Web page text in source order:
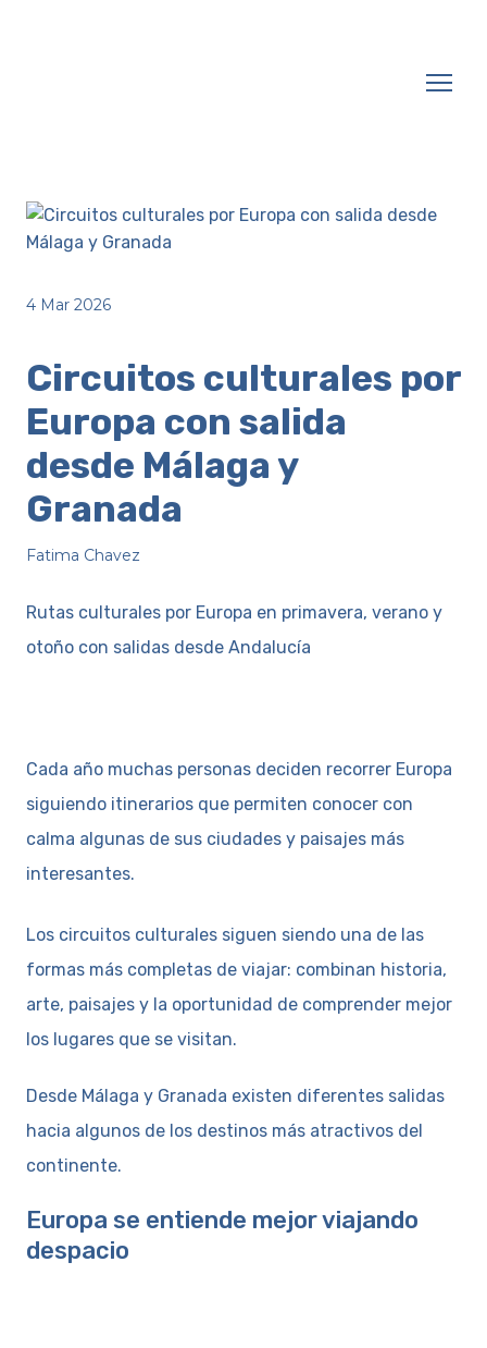
4 Mar 2026
Circuitos culturales por
Europa con salida
desde Málaga y
Granada
Fatima Chavez
Rutas culturales por Europa en primavera, verano y
otoño con salidas desde Andalucía
Cada año muchas personas deciden recorrer Europa
siguiendo itinerarios que permiten conocer con
calma algunas de sus ciudades y paisajes más
interesantes.
Los circuitos culturales siguen siendo una de las
formas más completas de viajar: combinan historia,
arte, paisajes y la oportunidad de comprender mejor
los lugares que se visitan.
Desde Málaga y Granada existen diferentes salidas
hacia algunos de los destinos más atractivos del
continente.
Europa se entiende mejor viajando
despacio